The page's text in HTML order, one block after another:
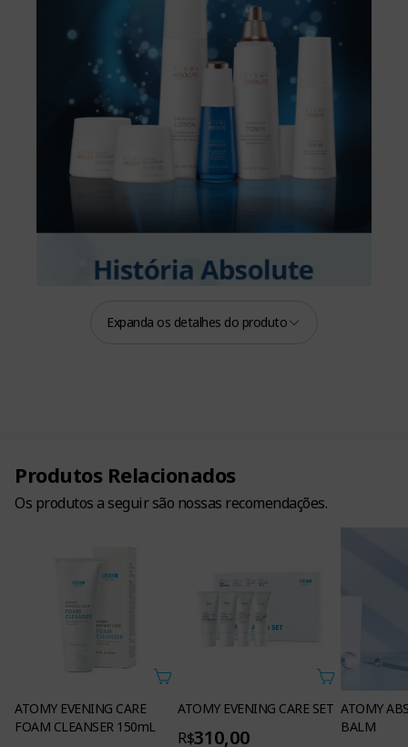
Expanda os detalhes do produto
Produtos Relacionados
Os produtos a seguir são nossas recomendações.
ATOMY EVENING CARE
FOAM CLEANSER 150mL
ATOMY EVENING CARE SET
R$310,00
ATOMY
BALM